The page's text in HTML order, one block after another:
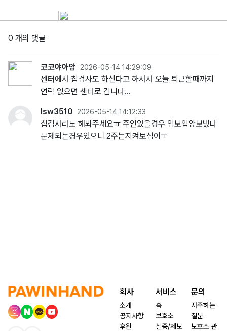
0 개의 댓글
코코야아암 2026-05-14 14:29:09
센터에서 칩검사도 하신다고 하셔서 오늘 퇴근할때까지
연락 없으면 센터로 갑니다...
lsw3510 2026-05-14 14:12:33
칩검사라도 해봐주세요ㅠ 주인있을경우 임보입양보냈다
문제되는경우있으니 2주는지켜보심이ㅜ
회사
소개
공지사항
후원
서비스
홈
보호소
실종/제보
문의
자주하는
질문
보호소 관